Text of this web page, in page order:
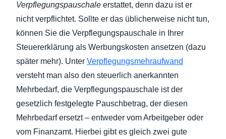
Verpflegungspauschale erstattet, denn dazu ist er
nicht verpflichtet. Sollte er das üblicherweise nicht tun,
können Sie die Verpflegungspauschale in Ihrer
Steuererklärung als Werbungskosten ansetzen (dazu
später mehr). Unter Verpflegungsmehraufwand
versteht man also den steuerlich anerkannten
Mehrbedarf, die Verpflegungspauschale ist der
gesetzlich festgelegte Pauschbetrag, der diesen
Mehrbedarf ersetzt – entweder vom Arbeitgeber oder
vom Finanzamt. Hierbei gibt es gleich zwei gute